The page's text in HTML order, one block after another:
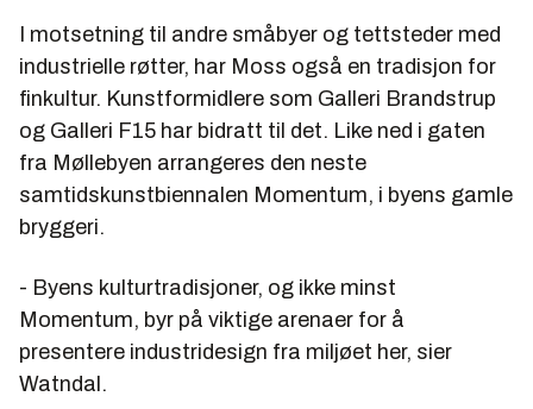
I motsetning til andre småbyer og tettsteder med
industrielle røtter, har Moss også en tradisjon for
finkultur. Kunstformidlere som Galleri Brandstrup
og Galleri F15 har bidratt til det. Like ned i gaten
fra Møllebyen arrangeres den neste
samtidskunstbiennalen Momentum, i byens gamle
bryggeri.
- Byens kulturtradisjoner, og ikke minst
Momentum, byr på viktige arenaer for å
presentere industridesign fra miljøet her, sier
Watndal.